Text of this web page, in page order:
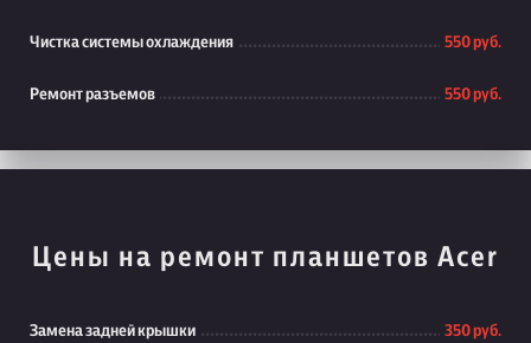
Чистка системы охлаждения 550 руб.
Ремонт разъемов 550 руб.
Цены на ремонт планшетов Acer
Замена задней крышки 350 руб.